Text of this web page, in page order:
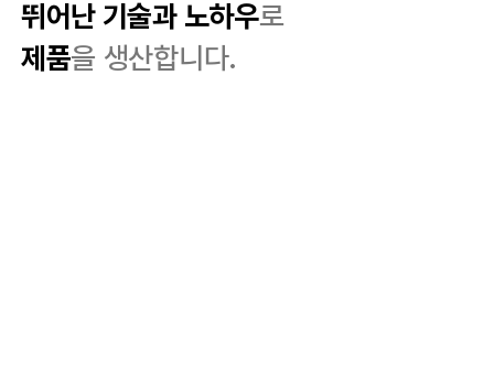
뛰어난 기술과 노하우 로
제품을 생산합니다.